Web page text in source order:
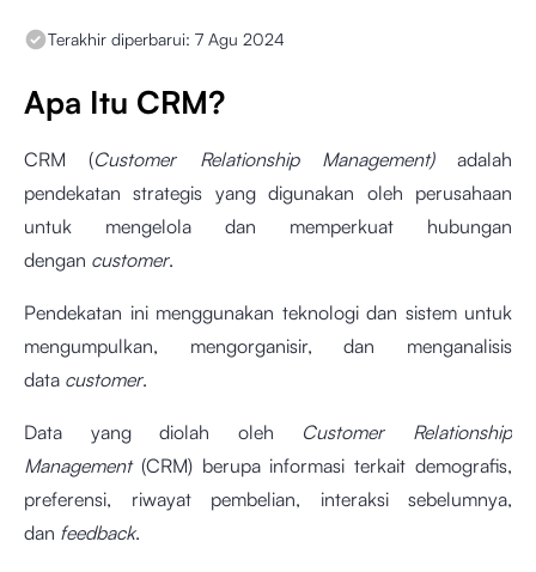
Terakhir diperbarui: 7 Agu 2024
Apa Itu CRM?
CRM (Customer Relationship Management)adalah
pendekatan strategis yang digunakan oleh perusahaan
untuk mengelola dan memperkuat hubungan
dengan customer.
Pendekatan ini menggunakan teknologi dan sistem untuk
mengumpulkan, mengorganisir, dan menganalisis
data customer.
Data yang diolah oleh Customer Relationship
Management (CRM) berupa informasi terkait demografis,
preferensi, riwayat pembelian, interaksi sebelumnya,
dan feedback.